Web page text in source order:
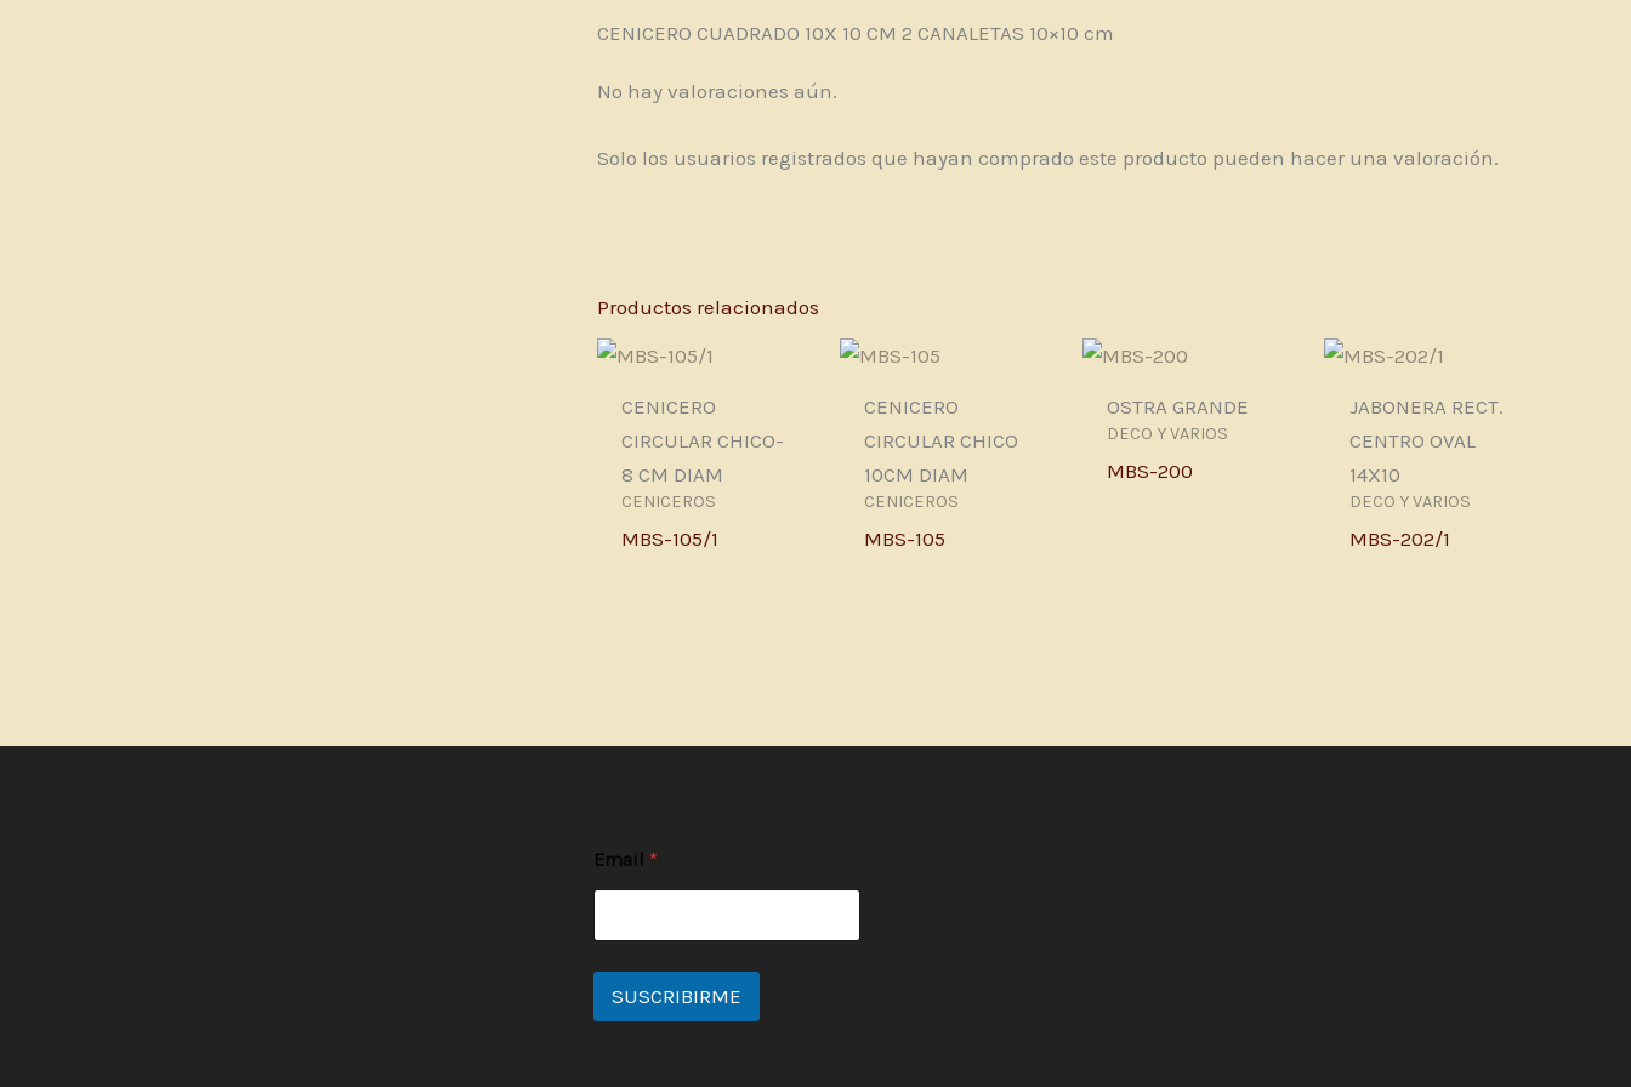
CENICERO CUADRADO 10X 10 CM 2 CANALETAS 10×10 cm
No hay valoraciones aún.
Solo los usuarios registrados que hayan comprado este producto pueden hacer una valoración.
Productos relacionados
CENICERO
CIRCULAR CHICO-
8 CM DIAM
CENICEROS
MBS-105/1
CENICERO
CIRCULAR CHICO
10CM DIAM
CENICEROS
MBS-105
OSTRA GRANDE
DECO Y VARIOS
MBS-200
JABONERA RECT.
CENTRO OVAL
14X10
DECO Y VARIOS
MBS-202/1
Email *
SUSCRIBIRME